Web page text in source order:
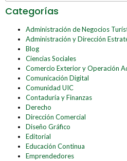
Categorías
Administración de Negocios
Administración y Dirección
Blog
Ciencias Sociales
Comercio Exterior y Operación
Comunicación Digital
Comunidad UIC
Contaduría y Finanzas
Derecho
Dirección Comercial
Diseño Gráfico
Editorial
Educación Continua
Emprendedores